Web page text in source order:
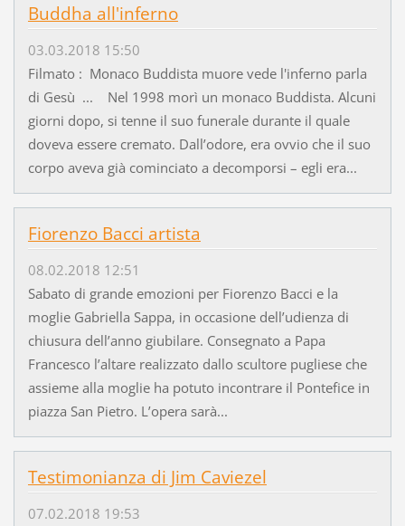
Buddha all'inferno
03.03.2018 15:50
Filmato : Monaco Buddista muore vede l'inferno parla
di Gesù ... Nel 1998 morì un monaco Buddista. Alcuni
giorni dopo, si tenne il suo funerale durante il quale
doveva essere cremato. Dall’odore, era ovvio che il suo
corpo aveva già cominciato a decomporsi – egli era...
Fiorenzo Bacci artista
08.02.2018 12:51
Sabato di grande emozioni per Fiorenzo Bacci e la
moglie Gabriella Sappa, in occasione dell’udienza di
chiusura dell’anno giubilare. Consegnato a Papa
Francesco l’altare realizzato dallo scultore pugliese che
assieme alla moglie ha potuto incontrare il Pontefice in
piazza San Pietro. L’opera sarà...
Testimonianza di Jim Caviezel
07.02.2018 19:53